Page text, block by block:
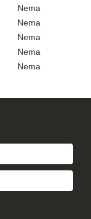
Nema
Nema
Nema
Nema
Nema